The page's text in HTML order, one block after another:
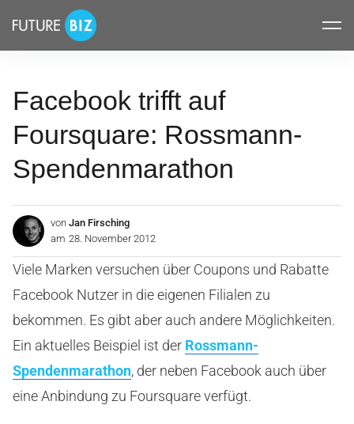
überspringen
FUTUREBIZ
Facebook trifft auf
Foursquare: Rossmann-
Spendenmarathon
von Jan Firsching
am 28. November 2012
Viele Marken versuchen über Coupons und Rabatte
Facebook Nutzer in die eigenen Filialen zu
bekommen. Es gibt aber auch andere Möglichkeiten.
Ein aktuelles Beispiel ist der Rossmann-
Spendenmarathon, der neben Facebook auch über
eine Anbindung zu Foursquare verfügt.